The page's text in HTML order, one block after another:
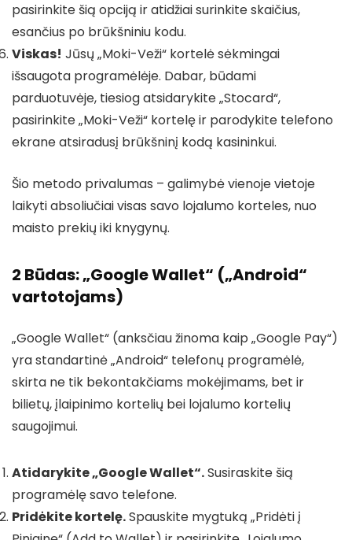
pasirinkite šią opciją ir atidžiai surinkite skaičius,
esančius po brūkšniniu kodu.
Viskas! Jūsų „Moki-Veži“ kortelė sėkmingai
išsaugota programėlėje. Dabar, būdami
parduotuvėje, tiesiog atsidarykite „Stocard“,
pasirinkite „Moki-Veži“ kortelę ir parodykite telefono
ekrane atsiradusį brūkšninį kodą kasininkui.
Šio metodo privalumas – galimybė vienoje vietoje
laikyti absoliučiai visas savo lojalumo korteles, nuo
maisto prekių iki knygynų.
2 Būdas: „Google Wallet“ („Android“
vartotojams)
„Google Wallet“ (anksčiau žinoma kaip „Google Pay“)
yra standartinė „Android“ telefonų programėlė,
skirta ne tik bekontakčiams mokėjimams, bet ir
bilietų, įlaipinimo kortelių bei lojalumo kortelių
saugojimui.
Atidarykite „Google Wallet“.Susiraskite šią
programėlę savo telefone.
Pridėkite kortelę.Spauskite mygtuką „Pridėti į